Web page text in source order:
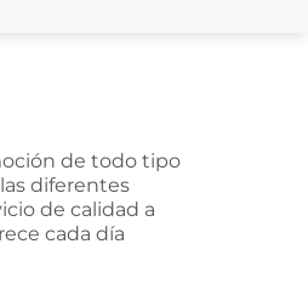
de todo tipo
diferentes
de calidad a
cada día